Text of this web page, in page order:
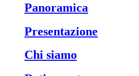
Panoramica
Presentazione
Chi siamo